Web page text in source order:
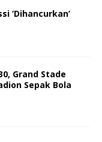
‘Dihancurkan’
Grand Stade
Sepak Bola